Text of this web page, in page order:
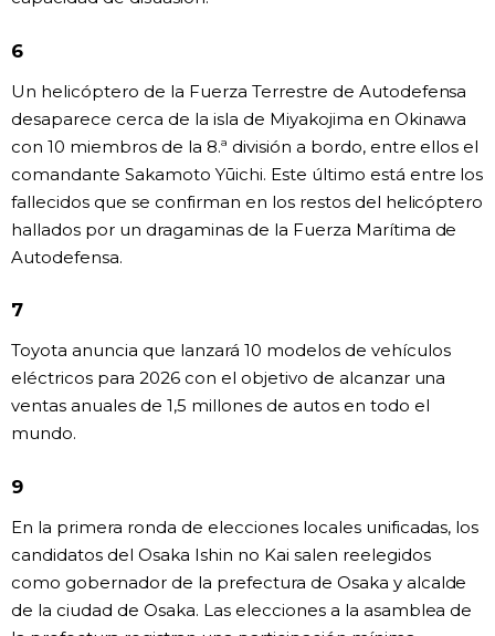
6
Un helicóptero de la Fuerza Terrestre de Autodefensa
desaparece cerca de la isla de Miyakojima en Okinawa
con 10 miembros de la 8.ª división a bordo, entre ellos el
comandante Sakamoto Yūichi. Este último está entre los
fallecidos que se confirman en los restos del helicóptero
hallados por un dragaminas de la Fuerza Marítima de
Autodefensa.
7
Toyota anuncia que lanzará 10 modelos de vehículos
eléctricos para 2026 con el objetivo de alcanzar una
ventas anuales de 1,5 millones de autos en todo el
mundo.
9
En la primera ronda de elecciones locales unificadas, los
candidatos del Osaka Ishin no Kai salen reelegidos
como gobernador de la prefectura de Osaka y alcalde
de la ciudad de Osaka. Las elecciones a la asamblea de